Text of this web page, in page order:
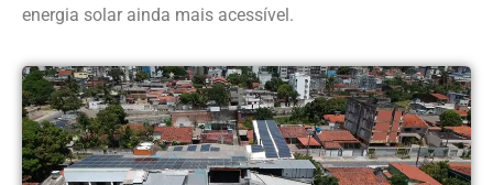
energia solar ainda mais acessível.